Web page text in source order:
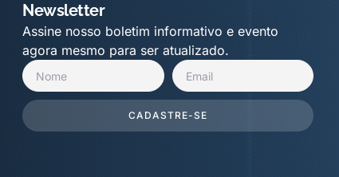
Newsletter
Assine nosso boletim informativo e evento
agora mesmo para ser atualizado.
CADASTRE-SE